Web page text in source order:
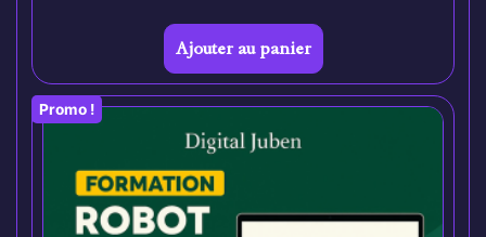
Ajouter au panier
Promo !